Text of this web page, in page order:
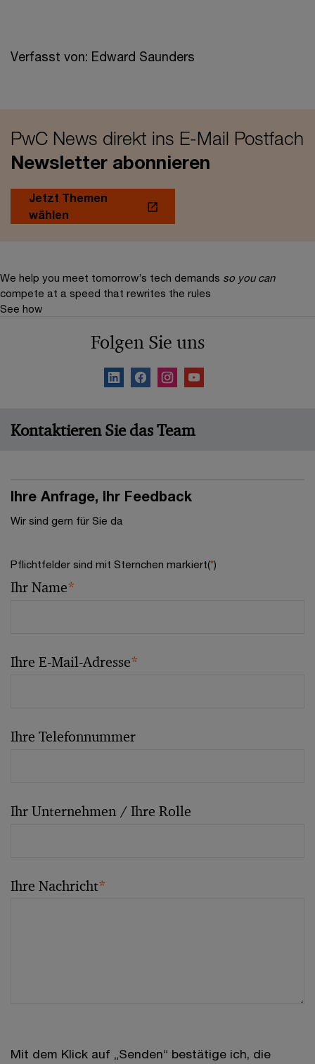
Verfasst von: Edward Saunders
PwC News direkt ins E-Mail Postfach
Newsletter abonnieren
Jetzt Themen
wählen
We help you meet tomorrow’s tech demands so you can
compete at a speed that rewrites the rules
See how
Folgen Sie uns
Kontaktieren Sie das Team
Ihre Anfrage, Ihr Feedback
Wir sind gern für Sie da
Pflichtfelder sind mit Sternchen markiert(*)
Ihr Name*
Ihre E-Mail-Adresse*
Ihre Telefonnummer
Ihr Unternehmen / Ihre Rolle
Ihre Nachricht*
Mit dem Klick auf „Senden“ bestätige ich, die